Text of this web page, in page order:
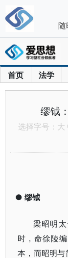
首页 法学
缪钺
选择字号： 大
● 缪钺
梁昭明
时，命徐陵
本，而昭明与